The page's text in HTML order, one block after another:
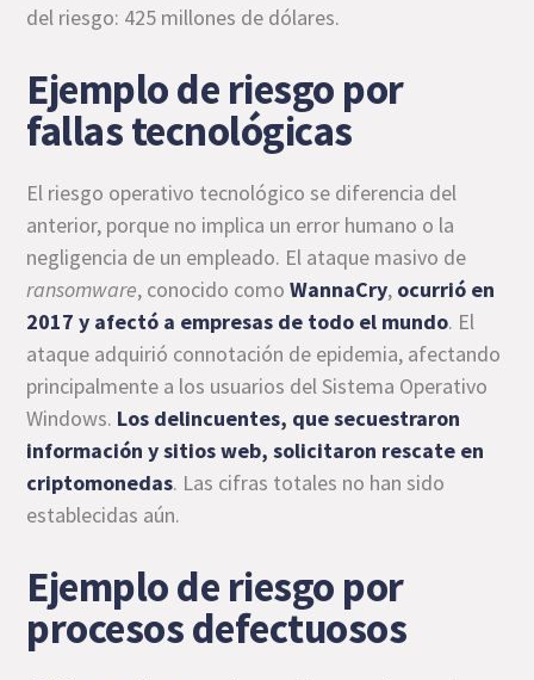
del riesgo: 425 millones de dólares.
Ejemplo de riesgo por
fallas tecnológicas
El riesgo operativo tecnológico se diferencia del
anterior, porque no implica un error humano o la
negligencia de un empleado. El ataque masivo de
ransomware, conocido comoWannaCry, ocurrió en
2017 y afectó a empresas de todo el mundo. El
ataque adquirió connotación de epidemia, afectando
principalmente a los usuarios del Sistema Operativo
Windows. Los delincuentes, que secuestraron
información y sitios web, solicitaron rescate en
criptomonedas. Las cifras totales no han sido
establecidas aún.
Ejemplo de riesgo por
procesos defectuosos